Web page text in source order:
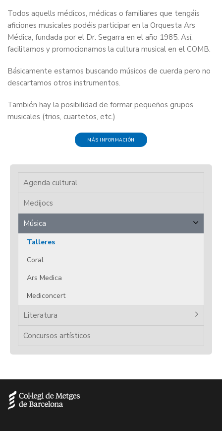
Todos aquells médicos, médicas o familiares que tengáis
aficiones musicales podéis participar en la Orquesta Ars
Médica, fundada por el Dr. Segarra en el año 1985. Así,
facilitamos y promocionamos la cultura musical en el COMB.
Básicamente estamos buscando músicos de cuerda pero no
descartamos otros instrumentos.
También hay la posibilidad de formar pequeños grupos
musicales (trios, cuartetos, etc.)
MÁS INFORMACIÓN
Agenda cultural
Medijocs
Música
Talleres
Coral
Ars Medica
Mediconcert
Literatura
Concursos artísticos